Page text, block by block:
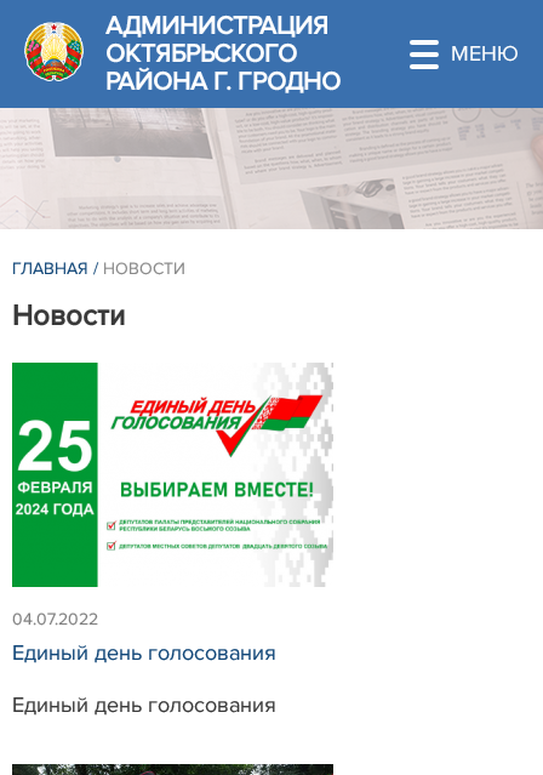
АДМИНИСТРАЦИЯ
ОКТЯБРЬСКОГО
РАЙОНА Г. ГРОДНО
ГЛАВНАЯ / НОВОСТИ
Новости
04.07.2022
Единый день голосования
Единый день голосования